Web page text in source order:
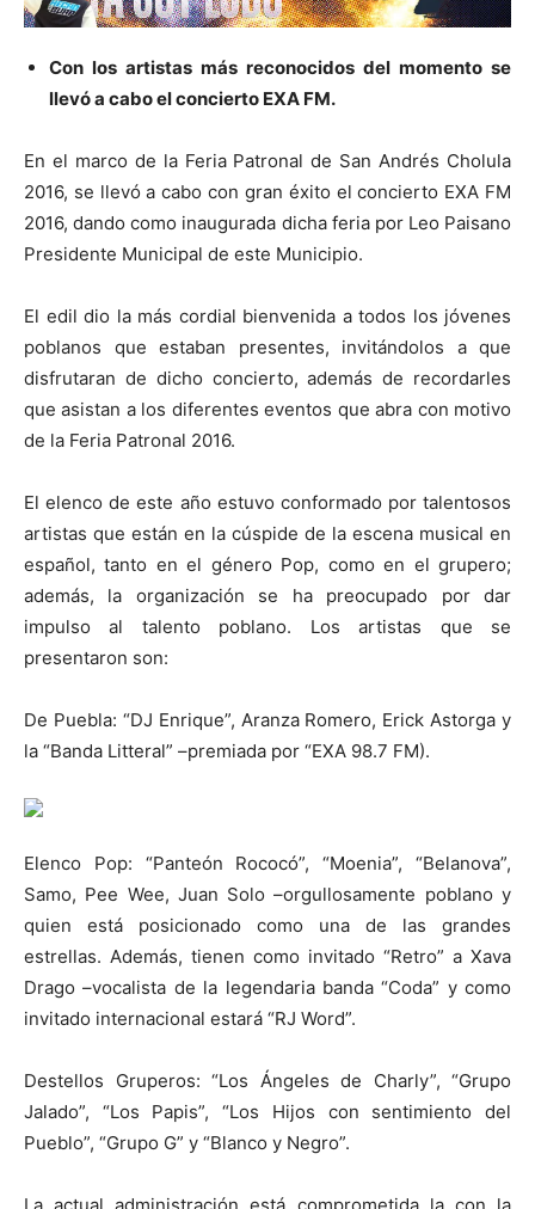
Con los artistas más reconocidos del momento se
llevó a cabo el concierto EXA FM.
En el marco de la Feria Patronal de San Andrés Cholula
2016, se llevó a cabo con gran éxito el concierto EXA FM
2016, dando como inaugurada dicha feria por Leo Paisano
Presidente Municipal de este Municipio.
El edil dio la más cordial bienvenida a todos los jóvenes
poblanos que estaban presentes, invitándolos a que
disfrutaran de dicho concierto, además de recordarles
que asistan a los diferentes eventos que abra con motivo
de la Feria Patronal 2016.
El elenco de este año estuvo conformado por talentosos
artistas que están en la cúspide de la escena musical en
español, tanto en el género Pop, como en el grupero;
además, la organización se ha preocupado por dar
impulso al talento poblano. Los artistas que se
presentaron son:
De Puebla: “DJ Enrique”, Aranza Romero, Erick Astorga y
la “Banda Litteral” –premiada por “EXA 98.7 FM).
Elenco Pop: “Panteón Rococó”, “Moenia”, “Belanova”,
Samo, Pee Wee, Juan Solo –orgullosamente poblano y
quien está posicionado como una de las grandes
estrellas. Además, tienen como invitado “Retro” a Xava
Drago –vocalista de la legendaria banda “Coda” y como
invitado internacional estará “RJ Word”.
Destellos Gruperos: “Los Ángeles de Charly”, “Grupo
Jalado”, “Los Papis”, “Los Hijos con sentimiento del
Pueblo”, “Grupo G” y “Blanco y Negro”.